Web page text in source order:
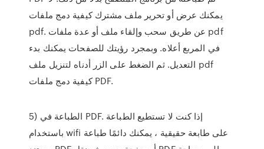
يمكنك عرض أو تحرير ملف مشترك كيفية دمج ملفات
pdf. عن طريق سحب وإلقاء ملف أو عدة ملفات pdf
في المربع أعلاه. وبمجرد رؤيتك للصفحات يمكنك بدء
التعديل. ثم الضغط على الزر أدناه لتنزيل ملف pdf
كيفية دمج ملفات PDF.
5) الطباعة في PDF. إذا كنت لا تستطيع الطباعة
باستخدام wifi على طابعة حقيقية ، يمكنك دائمًا طباعة